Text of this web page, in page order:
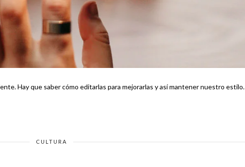
Hay que saber cómo editarlas para mejorarlas y así mantener nuestro estilo. Te
CULTURA